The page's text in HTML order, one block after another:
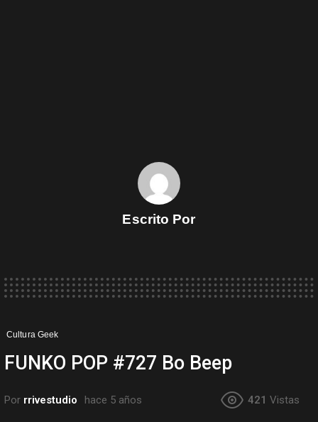
Escrito Por
Cultura Geek
FUNKO POP #727 Bo Beep
Por rrivestudio hace 5 años 421 Vistas